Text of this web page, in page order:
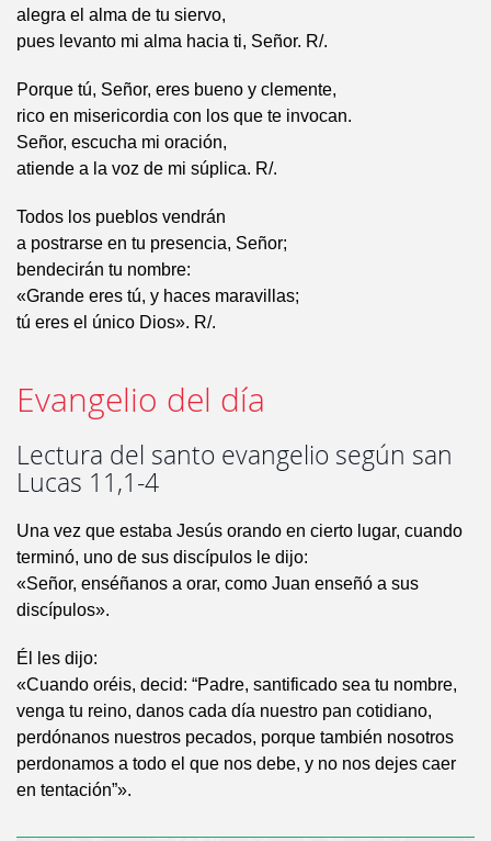
alegra el alma de tu siervo,
pues levanto mi alma hacia ti, Señor. R/.
Porque tú, Señor, eres bueno y clemente,
rico en misericordia con los que te invocan.
Señor, escucha mi oración,
atiende a la voz de mi súplica. R/.
Todos los pueblos vendrán
a postrarse en tu presencia, Señor;
bendecirán tu nombre:
«Grande eres tú, y haces maravillas;
tú eres el único Dios». R/.
Evangelio del día
Lectura del santo evangelio según san
Lucas 11,1-4
Una vez que estaba Jesús orando en cierto lugar, cuando
terminó, uno de sus discípulos le dijo:
«Señor, enséñanos a orar, como Juan enseñó a sus
discípulos».
Él les dijo:
«Cuando oréis, decid: “Padre, santificado sea tu nombre,
venga tu reino, danos cada día nuestro pan cotidiano,
perdónanos nuestros pecados, porque también nosotros
perdonamos a todo el que nos debe, y no nos dejes caer
en tentación”».